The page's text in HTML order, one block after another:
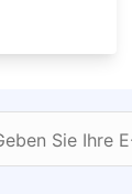
Sie Ihre